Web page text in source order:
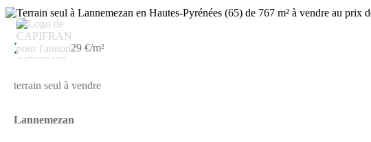
5
22 000 €29 €/m²
terrain seul à vendre
Lannemezan